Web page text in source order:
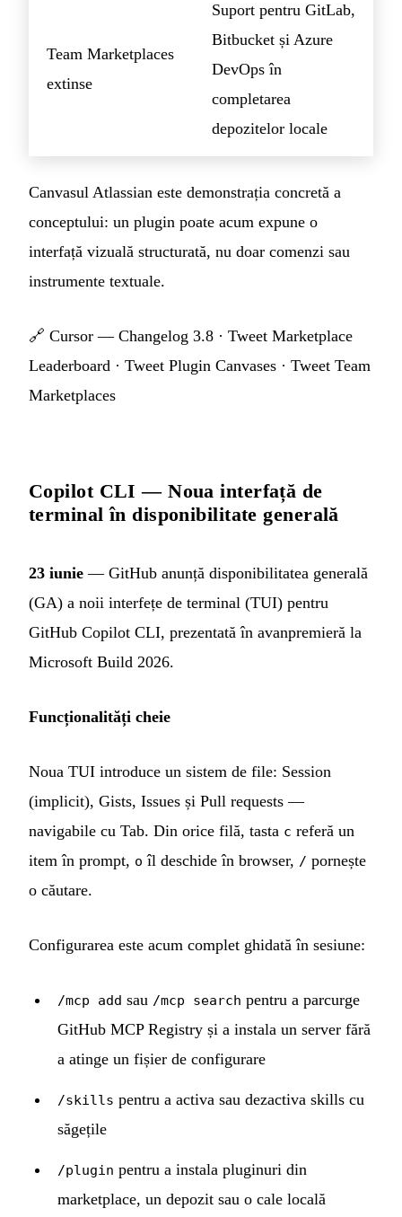
Team Marketplaces
extinse
Suport pentru GitLab,
Bitbucket și Azure
DevOps în
completarea
depozitelor locale
Canvasul Atlassian este demonstrația concretă a
conceptului: un plugin poate acum expune o
interfață vizuală structurată, nu doar comenzi sau
instrumente textuale.
🔗 Cursor — Changelog 3.8 · Tweet Marketplace
Leaderboard · Tweet Plugin Canvases · Tweet Team
Marketplaces
Copilot CLI — Noua interfață de
terminal în disponibilitate generală
23 iunie — GitHub anunță disponibilitatea generală
(GA) a noii interfețe de terminal (TUI) pentru
GitHub Copilot CLI, prezentată în avanpremieră la
Microsoft Build 2026.
Funcționalități cheie
Noua TUI introduce un sistem de file: Session
(implicit), Gists, Issues și Pull requests —
navigabile cu Tab. Din orice filă, tasta c referă un
item în prompt, o îl deschide în browser, / pornește
o căutare.
Configurarea este acum complet ghidată în sesiune:
/mcp add sau /mcp search pentru a parcurge
GitHub MCP Registry și a instala un server fără
a atinge un fișier de configurare
/skills pentru a activa sau dezactiva skills cu
săgețile
/plugin pentru a instala pluginuri din
marketplace, un depozit sau o cale locală